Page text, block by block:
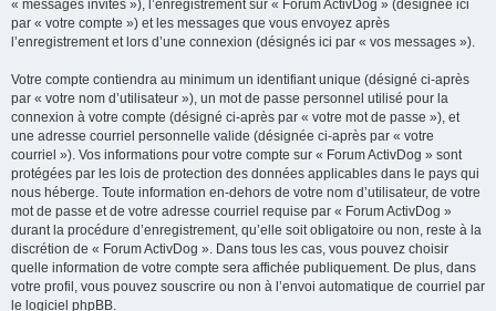
« messages invités »), l’enregistrement sur « Forum ActivDog » (désignée ici
par « votre compte ») et les messages que vous envoyez après
l’enregistrement et lors d’une connexion (désignés ici par « vos messages »).
Votre compte contiendra au minimum un identifiant unique (désigné ci-après
par « votre nom d’utilisateur »), un mot de passe personnel utilisé pour la
connexion à votre compte (désigné ci-après par « votre mot de passe »), et
une adresse courriel personnelle valide (désignée ci-après par « votre
courriel »). Vos informations pour votre compte sur « Forum ActivDog » sont
protégées par les lois de protection des données applicables dans le pays qui
nous héberge. Toute information en-dehors de votre nom d’utilisateur, de votre
mot de passe et de votre adresse courriel requise par « Forum ActivDog »
durant la procédure d’enregistrement, qu’elle soit obligatoire ou non, reste à la
discrétion de « Forum ActivDog ». Dans tous les cas, vous pouvez choisir
quelle information de votre compte sera affichée publiquement. De plus, dans
votre profil, vous pouvez souscrire ou non à l’envoi automatique de courriel par
le logiciel phpBB.